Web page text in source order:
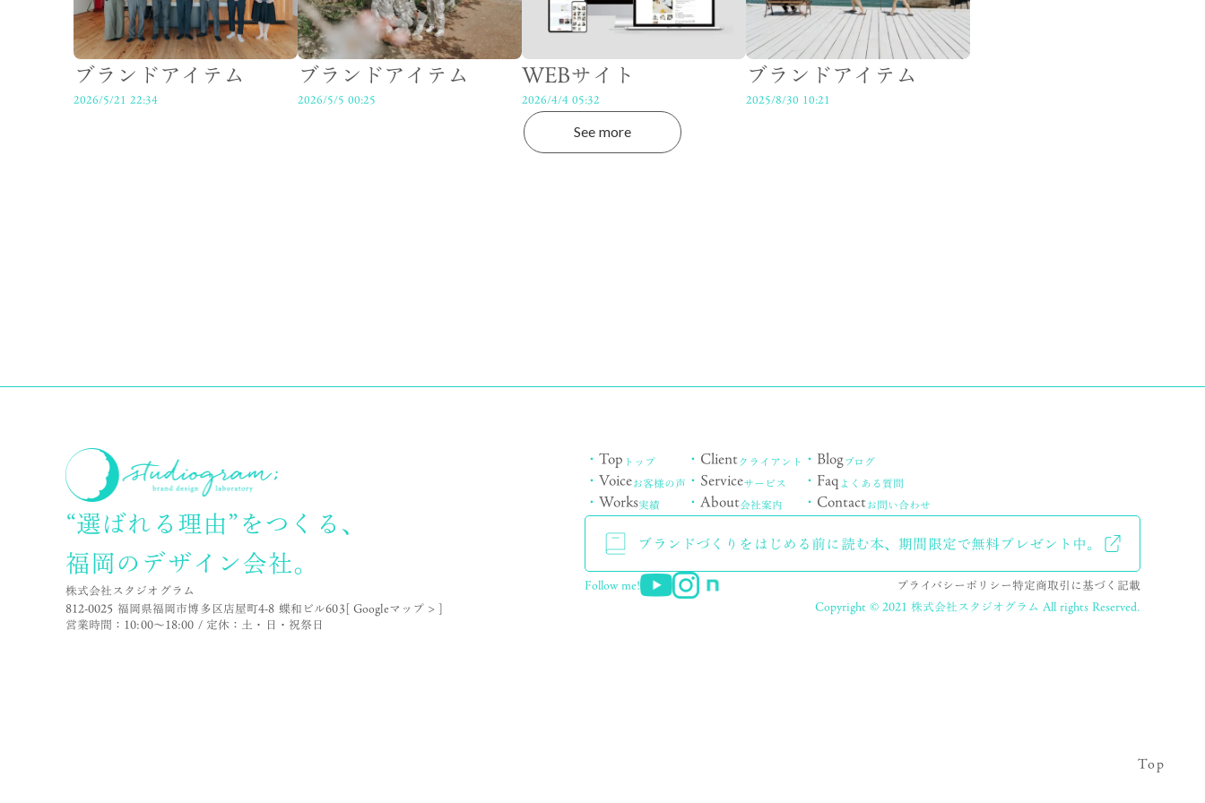
ブランドアイテム
2026/5/21 22:34
ブランドアイテム
2026/5/5 00:25
WEBサイト
2026/4/4 05:32
ブランドアイテム
2025/8/30 10:21
See more
“選ばれる理由”をつくる、
福岡のデザイン会社。
株式会社スタジオグラム
812-0025 福岡県福岡市博多区店屋町4-8 蝶和ビル603[ Googleマップ > ]
営業時間：10:00〜18:00 / 定休：土・日・祝祭日
・Top トップ
・Voiceお客様の声
・Works実績
・ Clientクライアント
・ Serviceサービス
・About会社案内
・ Blogブログ
・ Faqよくある質問
・ Contactお問い合わせ
ブランドづくりをはじめる前に読む本、 期間限定で無料プレゼント中。
Follow me! プライバシーポリシー特定商取引に基づく記載
Copyright © 2021 株式会社スタジオグラム All rights Reserved.
Top